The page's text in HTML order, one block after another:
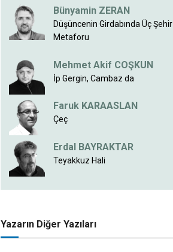
Bünyamin ZERAN
Düşüncenin Girdabında Üç Şehir
Metaforu
Mehmet Akif COŞKUN
İp Gergin, Cambaz da
Faruk KARAASLAN
Çeç
Erdal BAYRAKTAR
Teyakkuz Hali
Yazarın Diğer Yazıları